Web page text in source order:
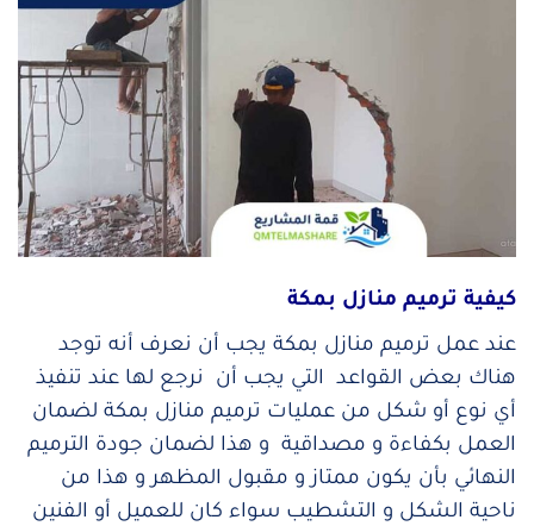
كيفية ترميم منازل بمكة
عند عمل ترميم منازل بمكة يجب أن نعرف أنه توجد
هناك بعض القواعد التي يجب أن نرجع لها عند تنفيذ
أي نوع أو شكل من عمليات ترميم منازل بمكة لضمان
العمل بكفاءة و مصداقية و هذا لضمان جودة الترميم
النهائي بأن يكون ممتاز و مقبول المظهر و هذا من
ناحية الشكل و التشطيب سواء كان للعميل أو الفنين